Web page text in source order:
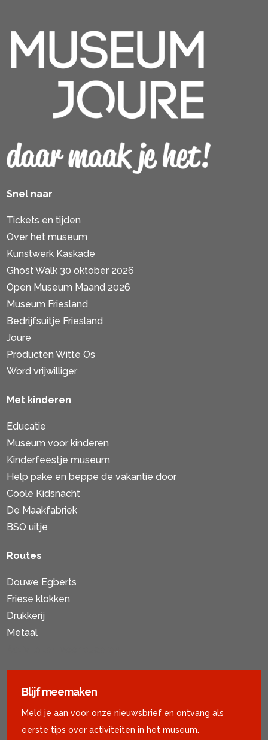
Snel naar
Tickets en tijden
Over het museum
Kunstwerk Kaskade
Ghost Walk 30 oktober 2026
Open Museum Maand 2026
Museum Friesland
Bedrijfsuitje Friesland
Joure
Producten Witte Os
Word vrijwilliger
Met kinderen
Educatie
Museum voor kinderen
Kinderfeestje museum
Help pake en beppe de vakantie door
Coole Kidsnacht
De Maakfabriek
BSO uitje
Routes
Douwe Egberts
Friese klokken
Drukkerij
Metaal
Blijf meemaken
Meld je aan voor onze nieuwsbrief en ontvang als
eerste tips over activiteiten in het museum.